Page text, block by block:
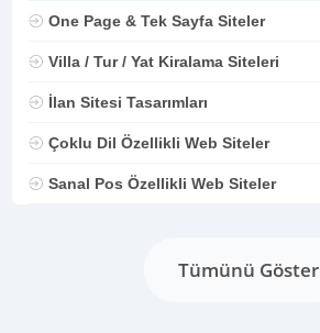
One Page & Tek Sayfa Siteler
Villa / Tur / Yat Kiralama Siteleri
İlan Sitesi Tasarımları
Çoklu Dil Özellikli Web Siteler
Sanal Pos Özellikli Web Siteler
Tümünü Göster